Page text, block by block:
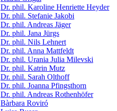
Dr. phil. Karoline Henriette Heyder
Dr. phil. Stefanie Jakobi
Dr. phil. Andreas Jäger
Dr. phil. Jana Jürgs
Dr. phil. Nils Lehnert
Dr. phil. Anna Mattfeldt
Dr. phil. Urania Julia Milevski
Dr. phil. Katrin Mutz
Dr. phil. Sarah Olthoff
Dr. phil. Joanna Pfingsthorn
Dr. phil. Andreas Rothenhöfer
Bàrbara Roviró